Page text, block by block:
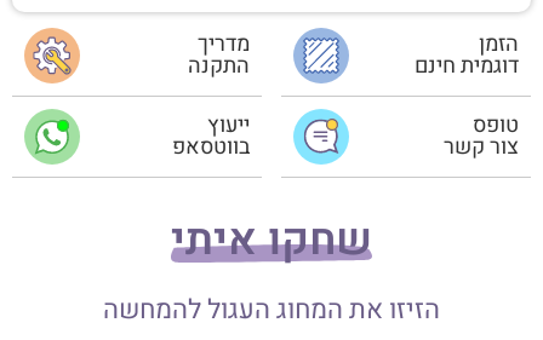
הזמן
דוגמית חינם
מדריך
התקנה
טופס
צור קשר
ייעוץ
בווטסאפ
שחקו איתי
הזיזו את המחוג העגול להמחשה